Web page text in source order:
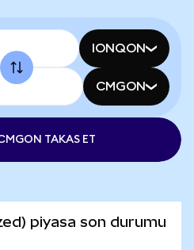
IONQON
CMGON
TAKAS ET
piyasa son durumu